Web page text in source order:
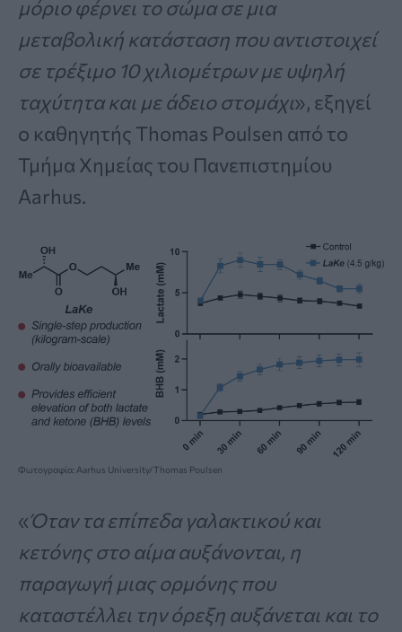
μόριο φέρνει το σώμα σε μια
μεταβολική κατάσταση που αντιστοιχεί
σε τρέξιμο 10 χιλιομέτρων με υψηλή
ταχύτητα και με άδειο στομάχι», εξηγεί
ο καθηγητής Thomas Poulsen από το
Τμήμα Χημείας του Πανεπιστημίου
Aarhus.
Φωτογραφία: Aarhus University/Thomas Poulsen
«Όταν τα επίπεδα γαλακτικού και
κετόνης στο αίμα αυξάνονται, η
παραγωγή μιας ορμόνης που
καταστέλλει την όρεξη αυξάνεται και το